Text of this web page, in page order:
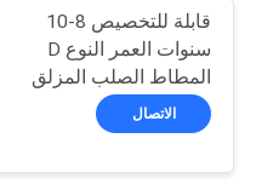
PRIVACY
POLICY
إطلاق
لإطلاق
قابلة للتخصيص 8-10
سنوات العمر النوع D
المطاط الصلب المزلق
للحماية البحرية
الاتصال